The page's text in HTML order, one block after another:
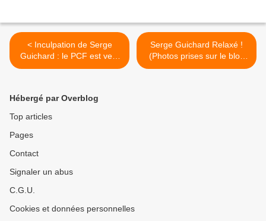
< Inculpation de Serge
Guichard : le PCF est vent
debout (Communiqué de
Serge Guichard Relaxé !
(Photos prises sur le blog
de Bruno Piriou) >
Hébergé par Overblog
Top articles
Pages
Contact
Signaler un abus
C.G.U.
Cookies et données personnelles